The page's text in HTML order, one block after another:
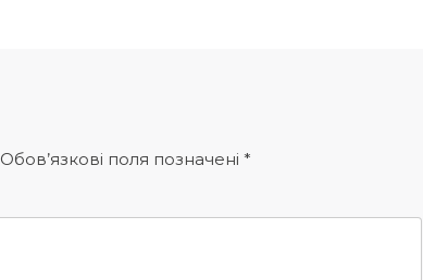
Обов’язкові поля позначені *